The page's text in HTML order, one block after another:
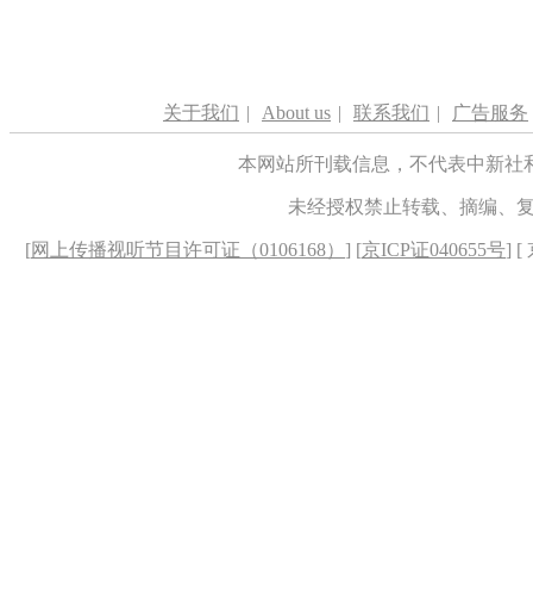
关于我们 | About us | 联系我们 | 广告服务
本网站所刊载信息，不代表中新
未经授权禁止转载、摘编、
[网上传播视听节目许可证（0106168） ] [京ICP证040655号] [